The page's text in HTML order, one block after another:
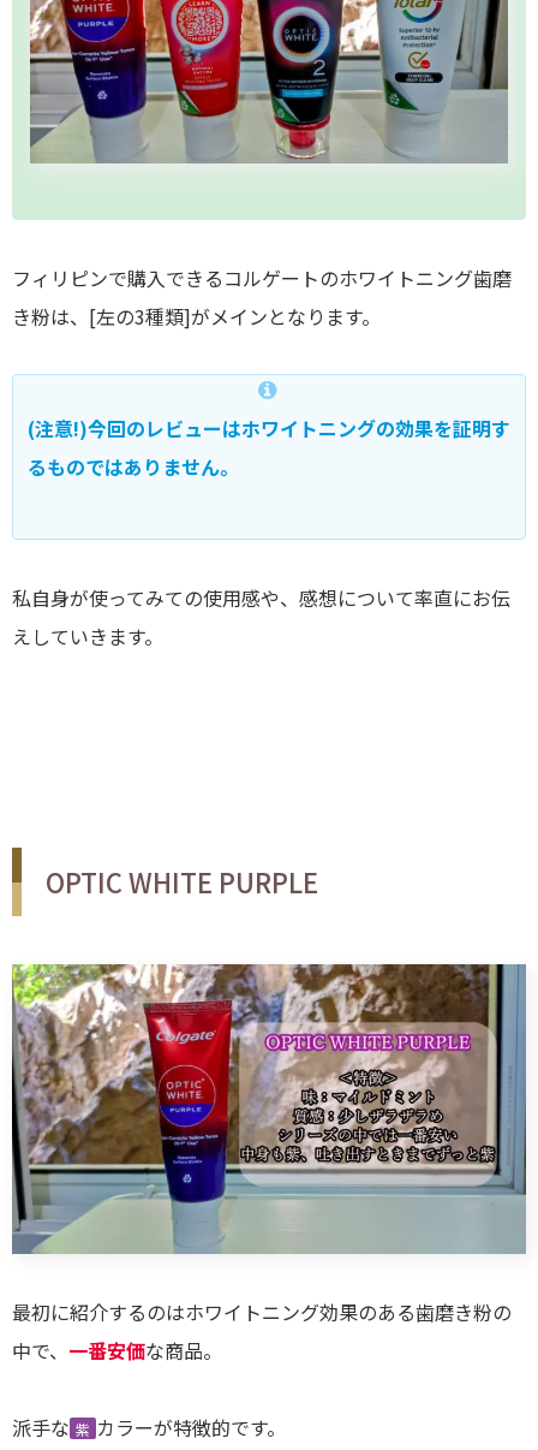
フィリピンで購入できるコルゲートのホワイトニング歯磨
き粉は、[左の3種類]がメインとなります。
(注意!)今回のレビューはホワイトニングの効果を証明す
るものではありません。
私自身が使ってみての使用感や、感想について率直にお伝
えしていきます。
OPTIC WHITE PURPLE
最初に紹介するのはホワイトニング効果のある歯磨き粉の
中で、 一番安価な商品。
派手な 紫 カラーが特徴的です。